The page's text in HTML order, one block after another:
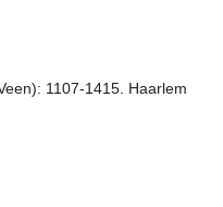
1107-1415. Haarlem